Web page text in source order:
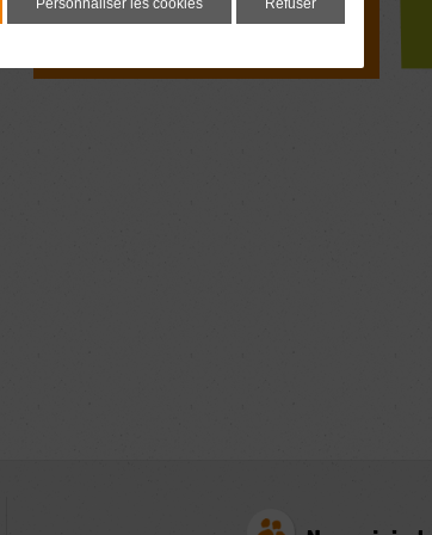
Document à signer 7 jours
Personnaliser les cookies Refuser